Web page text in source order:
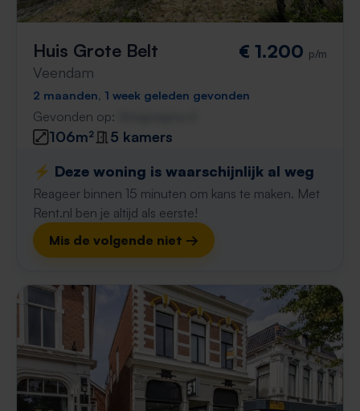
Huis Grote Belt
Veendam
€ 1.200 p/m
2 maanden, 1 week geleden gevonden
Gevonden op:
106m²
5 kamers
⚡️ Deze woning is waarschijnlijk al weg
Reageer binnen 15 minuten om kans te maken. Met
Rent.nl ben je altijd als eerste!
Mis de volgende niet →